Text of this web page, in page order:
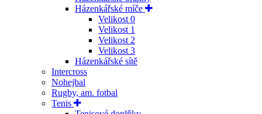
Házenkářské míče
Velikost 0
Velikost 1
Velikost 2
Velikost 3
Házenkářské sítě
Intercross
Nohejbal
Rugby, am. fotbal
Tenis